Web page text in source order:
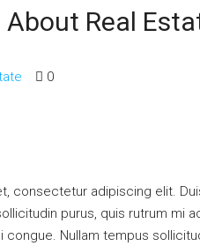
About Real
0
consectetur adipiscing elit.
purus, quis rutrum mi
congue. Nullam tempus